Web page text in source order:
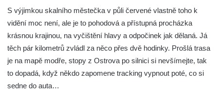
S výjimkou skalního městečka v půli červené vlastně toho k
vidění moc není, ale je to pohodová a přístupná procházka
krásnou krajinou, na vyčištění hlavy a odpočinek jak dělaná. Já
těch pár kilometrů zvládl za něco přes dvě hodinky. Prošlá trasa
je na mapě modře, stopy z Ostrova po silnici si nevšímejte, tak
to dopadá, když někdo zapomene tracking vypnout poté, co si
sedne do auta…